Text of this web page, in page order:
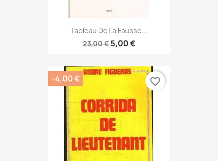
Tableau De La Fausse...
23,00 € 5,00 €
-4,00 € favorite_border